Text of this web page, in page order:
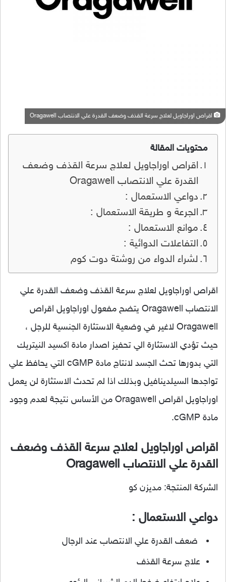
اقراص اوراجاويل لعلاج سرعة القذف وضعف القدرة علي الانتصاب Oragawell
محتويات المقالة
اقراص اوراجاويل لعلاج سرعة القذف وضعف
القدرة علي الانتصاب Oragawell
دواعي الاستعمال :
الجرعة و طريقة الاستعمال :
موانع الاستعمال :
التفاعلات الدوائية :
لشراء الدواء من روشتة دوت كوم
اقراص اوراجاويل لعلاج سرعة القذف وضعف القدرة علي
الانتصاب Oragawell يتضح مفعول اوراجاويل اقراص
Oragawell لاغير في وضعية الاستثارة الجنسية للرجل ،
حيث تؤدي الاستثارة الي تحفيز اصدار مادة اكسيد النيتريك
التي بدورها تحث الجسد لانتاج مادة cGMP التي يحافظ علي
تواجدها السيلدينافيل وبذلك اذا لم تحدث الاستثارة لن يعمل
اوراجاويل اقراص Oragawell من الأساس نتيجة لعدم وجود
مادة cGMP.
اقراص اوراجاويل لعلاج سرعة القذف وضعف
القدرة علي الانتصاب Oragawell
الشركة المنتجة: مديزن كو
دواعي الاستعمال :
ضعف القدرة علي الانتصاب عند الرجال
علاج سرعة القذف